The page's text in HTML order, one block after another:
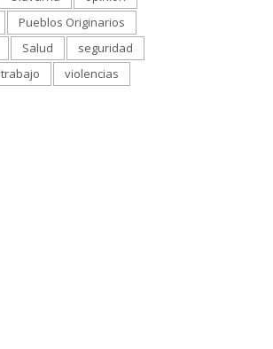
Pueblos Originarios
Salud
seguridad
trabajo violencias